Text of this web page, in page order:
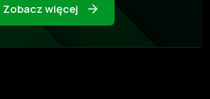
Zobacz więcej